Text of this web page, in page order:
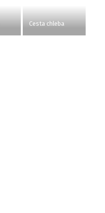
Cesta chleba